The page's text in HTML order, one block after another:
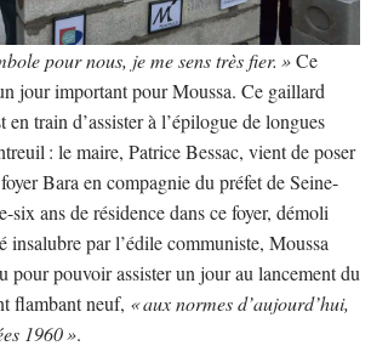
pour nous, je me sens très fier. »Ce
jour important pour Moussa. Ce gaillard
en train d’assister à l’épilogue de longues
: le maire, Patrice Bessac, vient de poser
Bara en compagnie du préfet de Seine-
six ans de résidence dans ce foyer, démoli
insalubre par l’édile communiste, Moussa
pour pouvoir assister un jour au lancement du
flambant neuf, « aux normes d’aujourd’hui,
1960 ».